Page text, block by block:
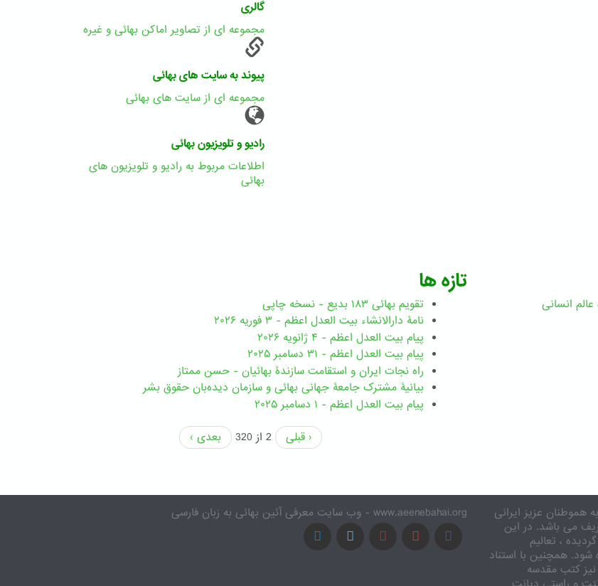
گالری
مجموعه ای از تصاویر اماکن بهائی و غیره
پیوند به سایت های بهائی
مجموعه ای از سایت های بهائی
رادیو و تلویزیون بهائی
اطلاعات مربوط به رادیو و تلویزیون های
بهائی
تازه ها
تقویم بهائی ۱۸۳ بدیع - نسخه چاپی
نامۀ دارالانشاء بیت العدل اعظم - ۳ فوریه ۲۰۲۶
پیام بیت العدل اعظم - ۴ ژانویه ۲۰۲۶
پیام بیت العدل اعظم - ۳۱ دسامبر ۲۰۲۵
راه نجات ایران و استقامت سازندۀ بهائیان - حسن ممتاز
بیانیۀ مشترک جامعۀ جهانی بهائی و سازمان دیده‌بان حقوق بشر
پیام بیت العدل اعظم - ۱ دسامبر ۲۰۲۵
‹ قبلی
2 از 320 بعدی ›
انسانی
www.aeenebahai.org - وب سایت معرفی آئین بهائی به زبان فارسی
هموطنان عزیز ایرانی
می باشد. در این
، تعالیم
همچنین با استناد
کتب مقدسه